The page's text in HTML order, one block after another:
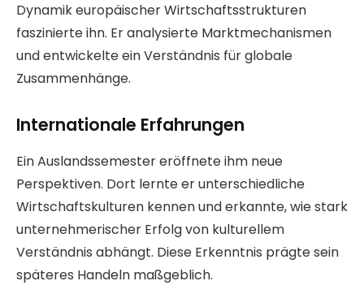
Dynamik europäischer Wirtschaftsstrukturen
faszinierte ihn. Er analysierte Marktmechanismen
und entwickelte ein Verständnis für globale
Zusammenhänge.
Internationale Erfahrungen
Ein Auslandssemester eröffnete ihm neue
Perspektiven. Dort lernte er unterschiedliche
Wirtschaftskulturen kennen und erkannte, wie stark
unternehmerischer Erfolg von kulturellem
Verständnis abhängt. Diese Erkenntnis prägte sein
späteres Handeln maßgeblich.